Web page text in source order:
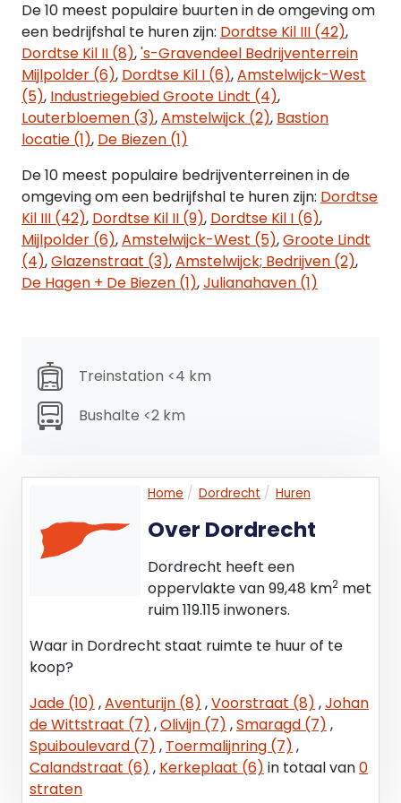
groot 6.008 m² (gedeeltelijk).
Indeling
Jade 340:
Ca. 678 m² VVO bedrijfs-/opslagruimte op de
begane grond;
Ca. 86 m² VVO kantoor- en secundaire ruimte op
de begane grond;
Ca. 83 m² kantoor- en secundaire ruimte op de
eerste verdieping;
12 parkeerplaatsen op het voorgelegen terrein.
Jade 360:
de begane grond;
Ca. 111 m² VVO kantoor- en secundaire ruimte op
de eerste verdieping;
14 parkeerplaatsen op het voorgelegen terrein.
De oppervlakten zijn zo zorgvuldig mogelijk
vastgesteld, doch mogen niet worden
aangemerkt als zuivere verhuurbare oppervlakte
volgens de Nederlandse Eenheids Norm NEN-2580.
gewapende betonvloeren;
- Opgebouwd uit een staalconstructie;
- Borstweringspanelen uitgevoerd in constructief
beton;
- Geïsoleerde gevelbeplating middels
sandwichpanelen (RC 4,7 m2 K/W);
- Buitenbeplating van horizontale golfprofiel tegen
De 10 meest populaire buurten in de omgeving om
een bedrijfshal te huren zijn: Dordtse Kil III (42),
Dordtse Kil II (8),'s-Gravendeel Bedrijventerrein
Mijlpolder (6), Dordtse Kil I (6),Amstelwijck-West
(5), Industriegebied Groote Lindt (4),
Louterbloemen (3),Amstelwijck (2), Bastion
locatie (1), De Biezen (1)
De 10 meest populaire bedrijventerreinen in de
omgeving om een bedrijfshal te huren zijn: Dordtse
Kil III (42), Dordtse Kil II (9), Dordtse Kil I (6),
Mijlpolder (6),Amstelwijck-West (5),Groote Lindt
(4),Glazenstraat (3),Amstelwijck; Bedrijven (2),
De Hagen + De Biezen (1),Julianahaven (1)
Treinstation <4 km
Bushalte <2 km
Home Dordrecht Huren
Over Dordrecht
Dordrecht heeft een
oppervlakte van 99,48 km2 met
ruim 119.115 inwoners.
Waar in Dordrecht staat ruimte te huur of te
koop?
Jade (10) ,Aventurijn (8) ,Voorstraat (8) ,Johan
de Wittstraat (7) ,Olivijn (7) ,Smaragd (7) ,
Spuiboulevard (7) , Toermalijnring (7) ,
Calandstraat (6) , Kerkeplaat (6) in totaal van0
straten